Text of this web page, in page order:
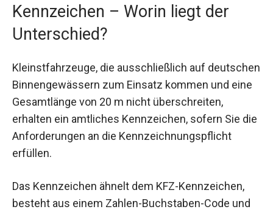
Kennzeichen – Worin liegt der
Unterschied?
Kleinstfahrzeuge, die ausschließlich auf deutschen
Binnengewässern zum Einsatz kommen und eine
Gesamtlänge von 20 m nicht überschreiten,
erhalten ein amtliches Kennzeichen, sofern Sie die
Anforderungen an die Kennzeichnungspflicht
erfüllen.
Das Kennzeichen ähnelt dem KFZ-Kennzeichen,
besteht aus einem Zahlen-Buchstaben-Code und